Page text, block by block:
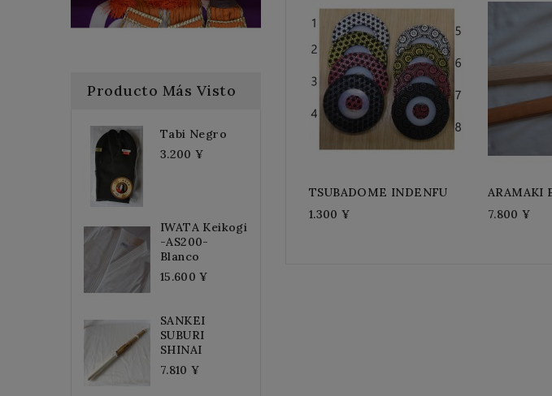
Producto Más Visto
Tabi Negro
3.200 ¥
IWATA Keikogi
-AS200-
Blanco
15.600 ¥
SANKEI
SUBURI
SHINAI
7.810 ¥
TSUBADOME INDENFU
1.300 ¥
ARAMAKI
7.800 ¥